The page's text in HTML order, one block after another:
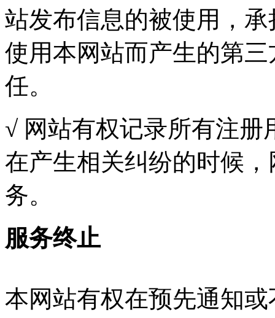
站发布信息的被使用，
使用本网站而产生的第
任。
√ 网站有权记录所有注
在产生相关纠纷的时候
务。
服务终止
本网站有权在预先通知